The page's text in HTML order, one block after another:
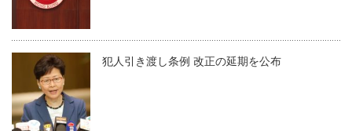
犯人引き渡し条例 改正の延期を公布